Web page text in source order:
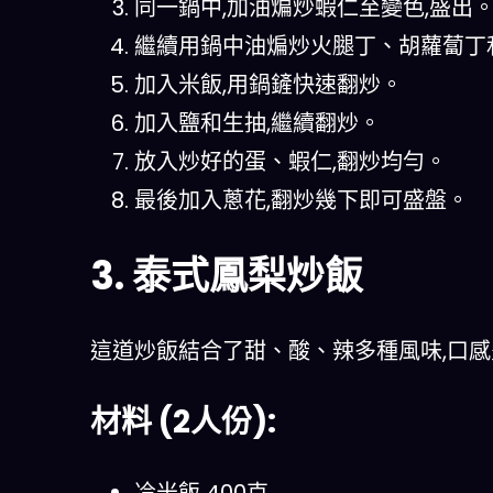
同一鍋中,加油煸炒蝦仁至變色,盛出。
繼續用鍋中油煸炒火腿丁、胡蘿蔔丁
加入米飯,用鍋鏟快速翻炒。
加入鹽和生抽,繼續翻炒。
放入炒好的蛋、蝦仁,翻炒均勻。
最後加入蔥花,翻炒幾下即可盛盤。
3. 泰式鳳梨炒飯
這道炒飯結合了甜、酸、辣多種風味,口感
材料 (2人份):